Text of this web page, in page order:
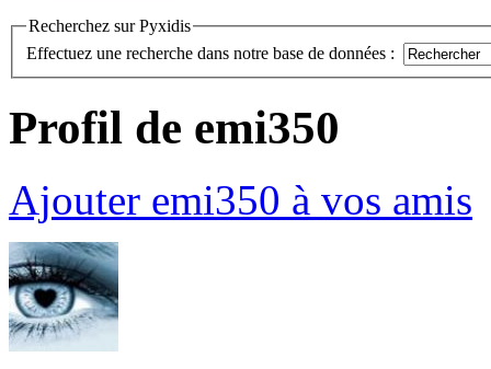
Recherchez sur Pyxidis
Effectuez une recherche dans notre base de données :
Profil de emi350
Ajouter emi350 à vos amis